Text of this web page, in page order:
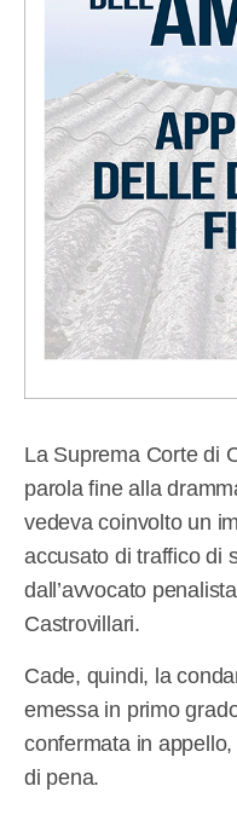
La Suprema Corte di
parola fine alla
vedeva coinvolto un
accusato di traffico di
dall’avvocato
Castrovillari.
Cade, quindi, la
emessa in primo
confermata in
di pena.